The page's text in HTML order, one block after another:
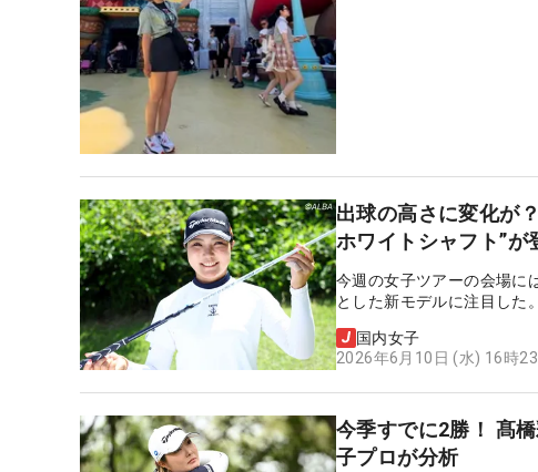
出球の高さに変化が
ホワイトシャフト”が
今週の女子ツアーの会場に
とした新モデルに注目した。
国内女子
2026年6月10日 (水) 16時
今季すでに2勝！ 髙
子プロが分析